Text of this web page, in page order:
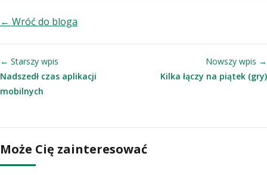
← Wróć do bloga
← Starszy wpis
Nadszedł czas aplikacji
mobilnych
Nowszy wpis →
Kilka łączy na piątek (gry)
Może Cię zainteresować